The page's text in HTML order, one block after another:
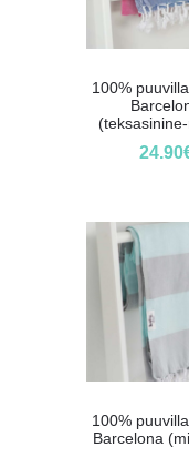
100%
24.90
100%
Barcelona